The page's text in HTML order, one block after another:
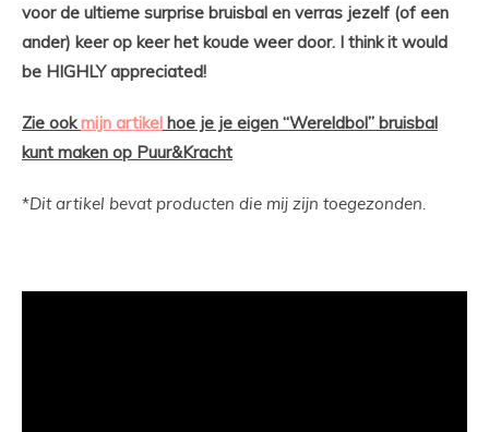
voor de ultieme surprise bruisbal en verras jezelf (of een
ander) keer op keer het koude weer door. I think it would
be HIGHLY appreciated!
Zie ookmijn artikel hoe je je eigen “Wereldbol” bruisbal
kunt maken op Puur&Kracht
*Dit artikel bevat producten die mij zijn toegezonden.